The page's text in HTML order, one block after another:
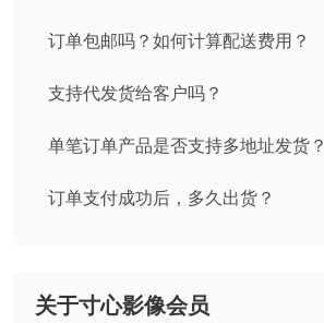
订单包邮吗？如何计算配送费用？
支持代发货给客户吗？
单笔订单产品是否支持多地址发货？
订单支付成功后，多久出货？
关于寸心影像会员